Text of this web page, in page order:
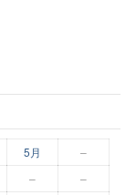
5月
–
– –